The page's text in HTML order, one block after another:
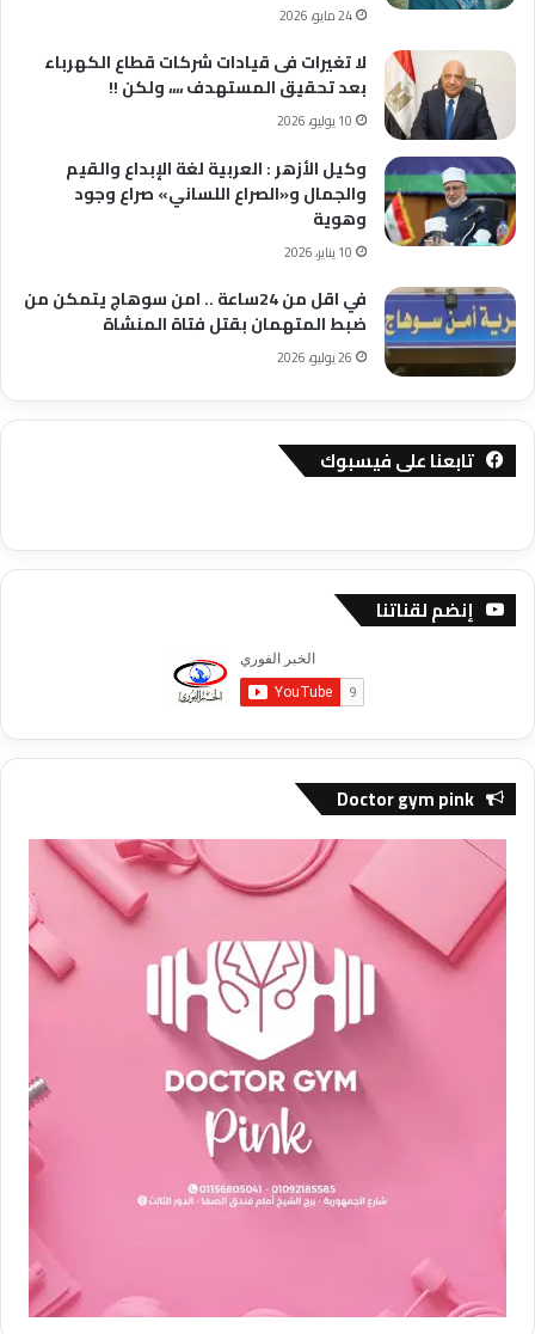
24 مايو، 2026
لا تغيرات فى قيادات شركات قطاع الكهرباء
بعد تحقيق المستهدف ،،،، ولكن !!
10 يوليو، 2026
وكيل الأزهر : العربية لغة الإبداع والقيم
والجمال و«الصراع اللساني» صراع وجود
وهوية
10 يناير، 2026
في اقل من 24ساعة .. امن سوهاج يتمكن من
ضبط المتهمان بقتل فتاة المنشاة
26 يوليو، 2026
تابعنا على فيسبوك
إنضم لقناتنا
Doctor gym pink